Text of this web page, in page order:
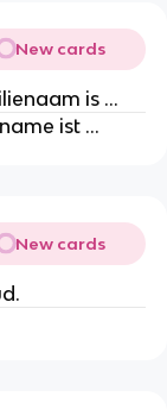
New cards
is ...
ist ...
New cards